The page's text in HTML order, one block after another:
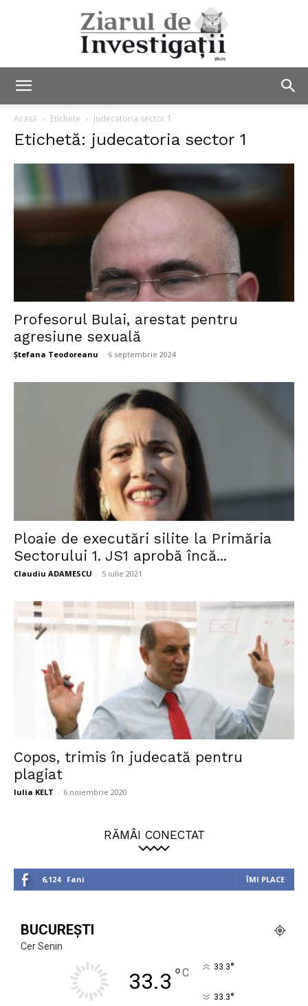
Acasă Etichete Judecatoria sector 1
Etichetă: judecatoria sector 1
Profesorul Bulai, arestat pentru
agresiune sexuală
Ștefana Teodoreanu - 6 septembrie 2024
Ploaie de executări silite la Primăria
Sectorului 1. JS1 aprobă încă...
Claudiu ADAMESCU - 5 iulie 2021
Copos, trimis în judecată pentru
plagiat
Iulia KELT - 6 noiembrie 2020
RĂMÂI CONECTAT
6,124 Fani ÎMI PLACE
BUCUREȘTI
Cer Senin
33.3 °C 33.3°
33.3°